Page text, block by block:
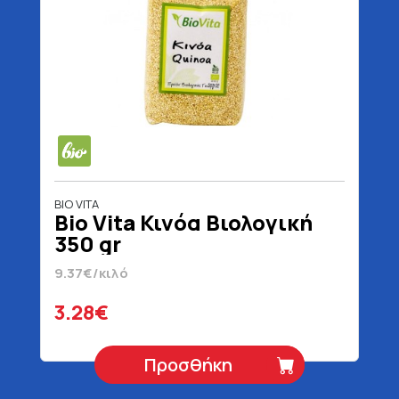
BIO VITA
Bio Vita Κινόα Βιολογική
350 gr
9.37€/κιλό
3.28€
Προσθήκη